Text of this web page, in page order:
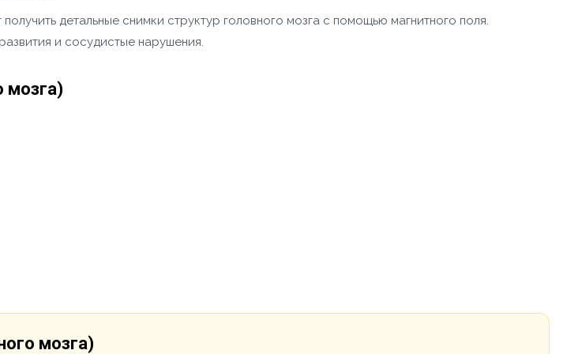
детальные снимки структур головного мозга с помощью магнитного поля.
и сосудистые нарушения.
мозга)
мозга)